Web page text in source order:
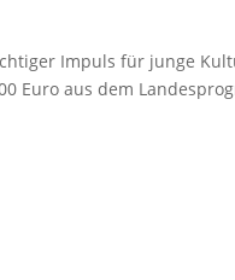
Impuls für junge
Euro aus dem